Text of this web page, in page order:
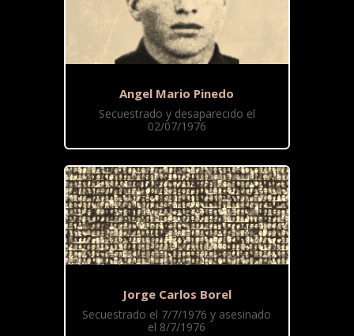
Angel Mario Pinedo
Secuestrado y desaparecido el
02/07/1976
Jorge Carlos Borel
Secuestrado el 7/7/1976 y asesinado
el 8/7/1976